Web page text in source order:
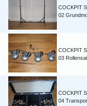
COCKPIT
02
COCKPIT
03
COCKPIT
04